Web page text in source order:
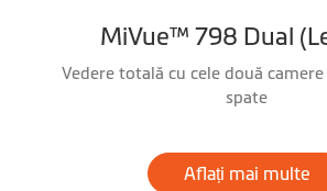
MiVue™ 798 Dual
Vedere totală cu cele două
spate
Aflați mai multe